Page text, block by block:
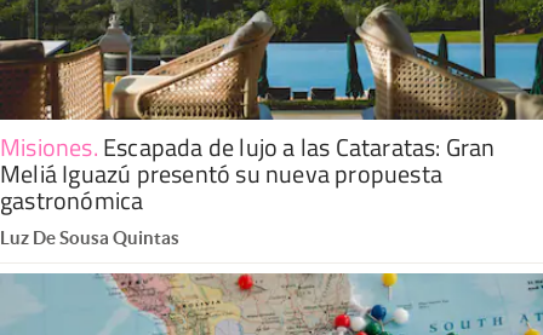
Misiones.Escapada de lujo a las Cataratas: Gran
Meliá Iguazú presentó su nueva propuesta
gastronómica
Luz De Sousa Quintas